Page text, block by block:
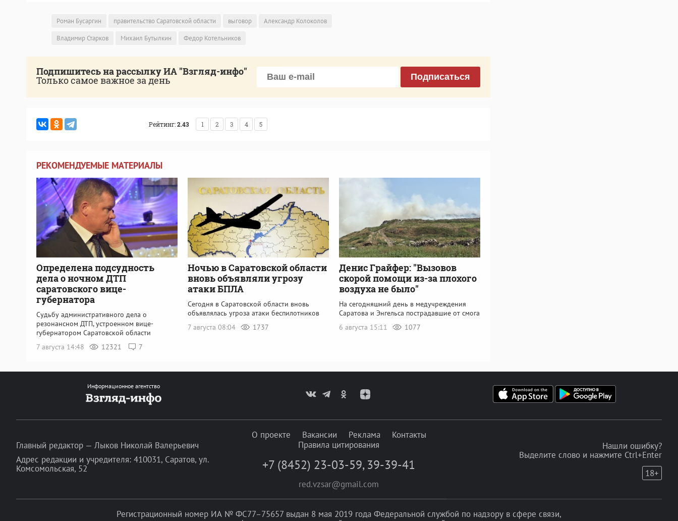
Роман Бусаргин правительство Саратовской области выговор
Александр Колоколов
Владимир Старков
Михаил Бутылкин Федор Котельников
Подпишитесь на рассылку ИА "Взгляд-инфо"
Только самое важное за день Подписаться
Рейтинг:2.43 1 2 3 4 5
РЕКОМЕНДУЕМЫЕ МАТЕРИАЛЫ
Определена подсудность
дела о ночном ДТП
саратовского вице-
губернатора
Судьбу административного дела о
резонансном ДТП, устроенном вице-
губернатором Саратовской области
7 августа 14:48
12321 7
Ночью в Саратовской области
вновь объявляли угрозу
атаки БПЛА
Сегодня в Саратовской области вновь
объявлялась угроза атаки беспилотников
7 августа 08:04
1737
Денис Грайфер: "Вызовов
скорой помощи из-за плохого
воздуха не было"
На сегодняшний день в медучреждения
Саратова и Энгельса пострадавшие от смога
6 августа 15:11
1077
Информационное агентство
Главный редактор — Лыков Николай Валерьевич
Адрес редакции и учредителя: 410031, Саратов, ул.
Комсомольская, 52
О проекте Вакансии Реклама
Контакты
Правила цитирования
+7 (8452) 23-03-59, 39-39-41
red.vzsar@gmail.com
Нашли ошибку?
Выделите слово и нажмите Ctrl+Enter
18+
Регистрационный номер ИА № ФС77–75657 выдан 8 мая 2019 года Федеральной службой по надзору в сфере связи,